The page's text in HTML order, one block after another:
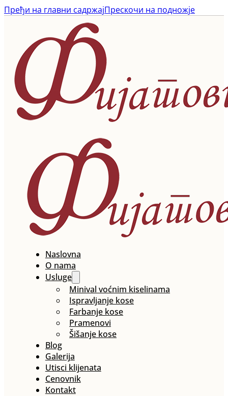
Пређи на главни садржајПрескочи на подножје
Naslovna
O nama
Usluge
Minival voćnim kiselinama
Ispravljanje kose
Farbanje kose
Pramenovi
Šišanje kose
Blog
Galerija
Utisci klijenata
Cenovnik
Kontakt